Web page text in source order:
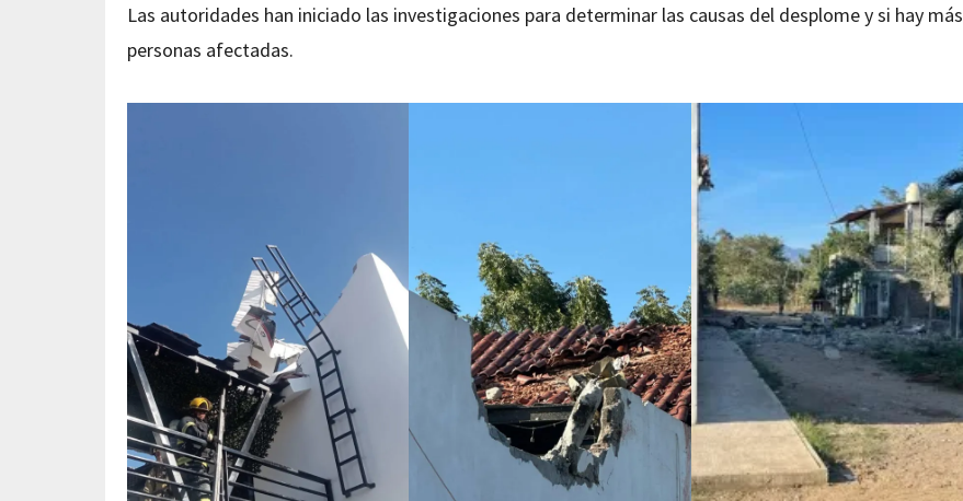
Las autoridades han iniciado las investigaciones para determinar las causas del desplome y si hay más
personas afectadas.